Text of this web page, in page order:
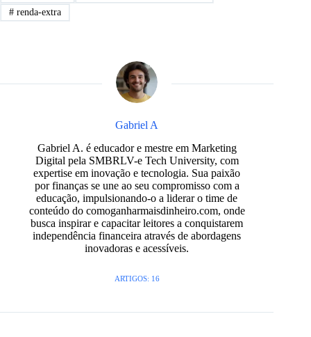
#renda-extra
Gabriel A
Gabriel A. é educador e mestre em Marketing
Digital pela SMBRLV-e Tech University, com
expertise em inovação e tecnologia. Sua paixão
por finanças se une ao seu compromisso com a
educação, impulsionando-o a liderar o time de
conteúdo do comoganharmaisdinheiro.com, onde
busca inspirar e capacitar leitores a conquistarem
independência financeira através de abordagens
inovadoras e acessíveis.
ARTIGOS: 16